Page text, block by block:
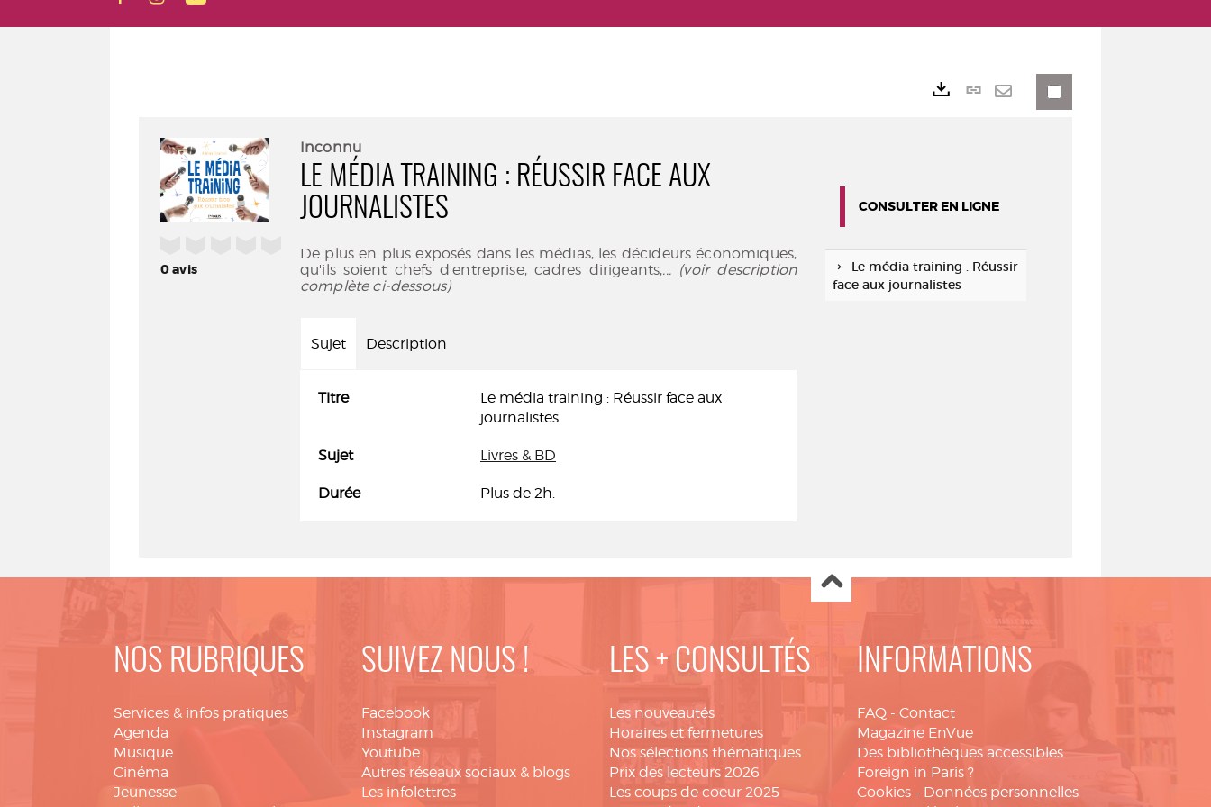
0avis
Inconnu
LE MÉDIA TRAINING : RÉUSSIR FACE AUX
JOURNALISTES
De plus en plus exposés dans les médias, les décideurs économiques,
qu'ils soient chefs d'entreprise, cadres dirigeants,... (voir description
complète ci-dessous)
Sujet Description
Titre
Le média training : Réussir face aux
journalistes
Sujet Livres & BD
Durée Plus de 2h.
Lien
CONSULTER EN LIGNE
Le média training : Réussir
face aux journalistes
NOS RUBRIQUES
Services & infos pratiques
Agenda
Musique
Cinéma
Jeunesse
SUIVEZ NOUS !
Facebook
Instagram
Youtube
Autres réseaux sociaux & blogs
Les infolettres
LES + CONSULTÉS
Les nouveautés
Horaires et fermetures
Nos sélections thématiques
Prix des lecteurs 2026
Les coups de coeur 2025
INFORMATIONS
FAQ - Contact
Magazine EnVue
Des bibliothèques accessibles
Foreign in Paris ?
Cookies - Données personnelles